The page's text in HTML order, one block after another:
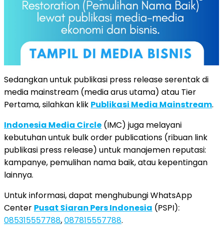
Sedangkan untuk publikasi press release serentak di
media mainstream (media arus utama) atau Tier
Pertama, silahkan klik Publikasi Media Mainstream.
Indonesia Media Circle (IMC) juga melayani
kebutuhan untuk bulk order publications (ribuan link
publikasi press release) untuk manajemen reputasi:
kampanye, pemulihan nama baik, atau kepentingan
lainnya.
Untuk informasi, dapat menghubungi WhatsApp
Center Pusat Siaran Pers Indonesia (PSPI):
085315557788,087815557788.